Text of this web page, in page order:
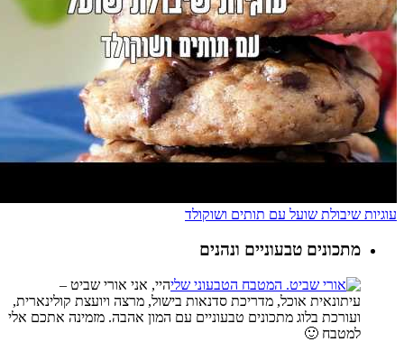
עוגיות שיבולת שועל עם תותים ושוקולד
מתכונים טבעוניים ונהנים
היי, אני אורי שביט –
עיתונאית אוכל, מדריכת סדנאות בישול, מרצה ויועצת קולינארית,
ועורכת בלוג מתכונים טבעוניים עם המון אהבה. מזמינה אתכם אלי
למטבח 🙂